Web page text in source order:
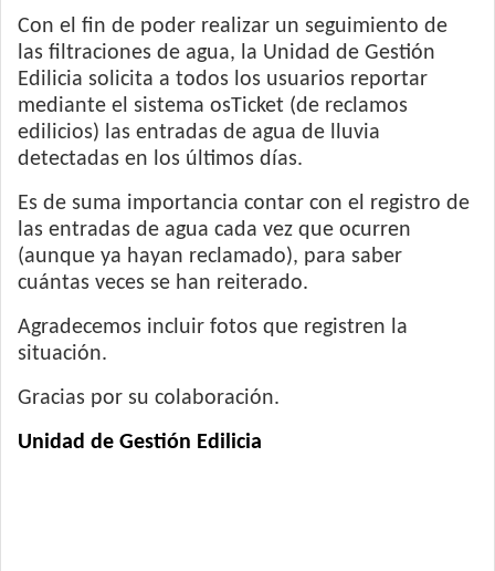
Con el fin de poder realizar un seguimiento de
las filtraciones de agua, la Unidad de Gestión
Edilicia solicita a todos los usuarios reportar
mediante el sistema osTicket (de reclamos
edilicios) las entradas de agua de lluvia
detectadas en los últimos días.
Es de suma importancia contar con el registro de
las entradas de agua cada vez que ocurren
(aunque ya hayan reclamado), para saber
cuántas veces se han reiterado.
Agradecemos incluir fotos que registren la
situación.
Gracias por su colaboración.
Unidad de Gestión Edilicia